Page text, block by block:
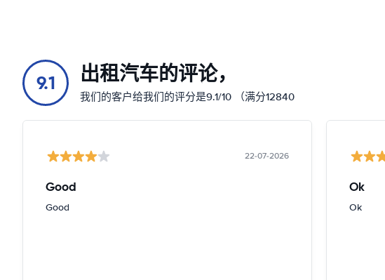
9.1 出租汽车的评论，
我们的客户给我们的评分是9.1/10 （满分12840
22-07-2026
Good
Good
Ok
Ok